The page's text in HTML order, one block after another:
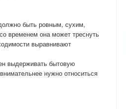
быть ровным, сухим,
временем она может треснуть
выравнивают
выдерживать бытовую
нужно относиться